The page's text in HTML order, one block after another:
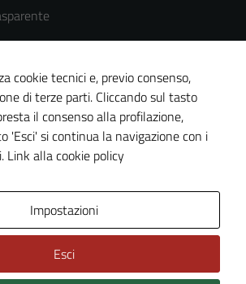
del sito
cookie tecnici e, previo consenso,
di terze parti. Cliccando sul tasto
il consenso alla profilazione,
'Esci' si continua la navigazione con i
Link alla cookie policy
Impostazioni
Esci